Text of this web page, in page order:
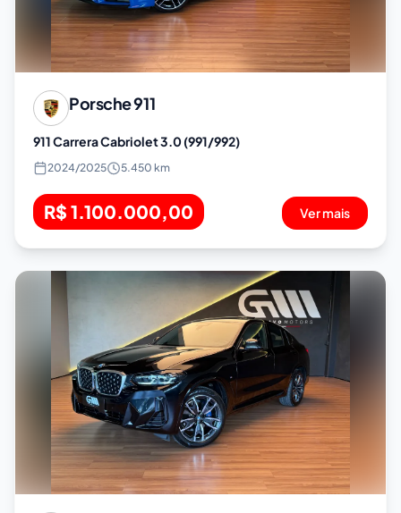
Porsche911
911 Carrera Cabriolet 3.0 (991/992)
2024/2025 5.450 km
R$ 1.100.000,00 Ver mais